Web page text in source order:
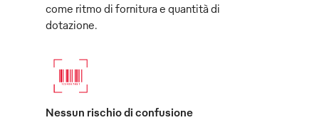
come ritmo di fornitura e quantità di
dotazione.
Nessun rischio di confusione